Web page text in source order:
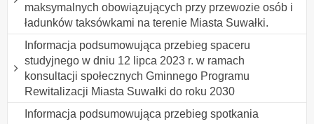
maksymalnych obowiązujących przy przewozie osób i
ładunków taksówkami na terenie Miasta Suwałki.
Informacja podsumowująca przebieg spaceru
studyjnego w dniu 12 lipca 2023 r. w ramach
konsultacji społecznych Gminnego Programu
Rewitalizacji Miasta Suwałki do roku 2030
Informacja podsumowująca przebieg spotkania